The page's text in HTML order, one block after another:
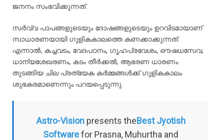
ജനനം സംഭവിക്കുന്നത്.
സർവ്വ പാപങ്ങളുടെയും ദോഷങ്ങളുടെയും ഉറവിടമായാണ്
സാധാരണയായി ഗുളികകാലത്തെ കണക്കാക്കുന്നത്.
എന്നാൽ, കച്ചവടം, വേദപഠനം, ഗൃഹപ്രവേശം, ഔഷധസേവ,
ധാന്യശേഖരണം, കടം തീർക്കൽ, ആഭരണ ധാരണം
തുടങ്ങിയ ചില പ്രത്യേക കർമ്മങ്ങൾക്ക് ഗുളികകാലം
ശുഭകരമാണെന്നും പറയപ്പെടുന്നു.
Astro-Vision presents theBest Jyotish
Softwarefor Prasna, Muhurtha and